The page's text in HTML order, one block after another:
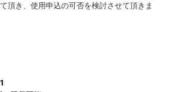
頂き、使用申込の可否を検討させて頂きま